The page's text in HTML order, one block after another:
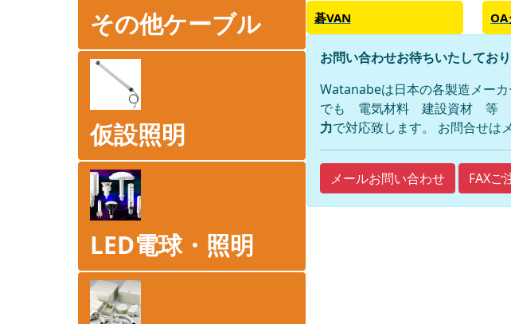
その他ケーブル
仮設照明
LED電球・照明
碁VAN
お問い合わせお待ちいたしてお
Watanabeは日本の各製造メー
でも 電気材料 建設資材 等 お
力で対応致します。 お問合せは
メールお問い合わせ FAXご